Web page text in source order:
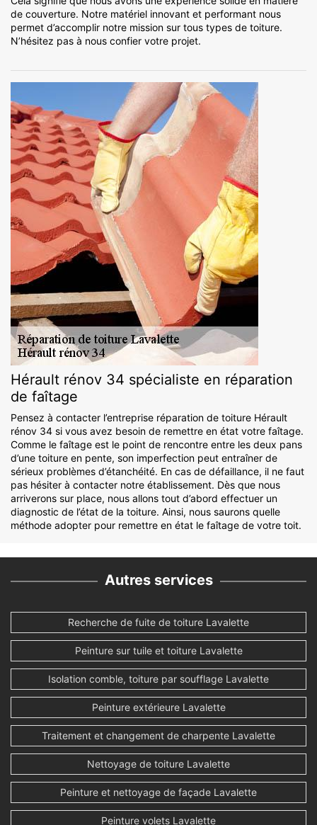
de couverture. Notre matériel innovant et performant nous
permet d’accomplir notre mission sur tous types de toiture.
N’hésitez pas à nous confier votre projet.
Hérault rénov 34 spécialiste en réparation
de faîtage
Pensez à contacter l’entreprise réparation de toiture Hérault
rénov 34 si vous avez besoin de remettre en état votre faîtage.
Comme le faîtage est le point de rencontre entre les deux pans
d’une toiture en pente, son imperfection peut entraîner de
sérieux problèmes d’étanchéité. En cas de défaillance, il ne faut
pas hésiter à contacter notre établissement. Dès que nous
arriverons sur place, nous allons tout d’abord effectuer un
diagnostic de l’état de la toiture. Ainsi, nous saurons quelle
méthode adopter pour remettre en état le faîtage de votre toit.
Autres services
Recherche de fuite de toiture Lavalette
Peinture sur tuile et toiture Lavalette
Isolation comble, toiture par soufflage Lavalette
Peinture extérieure Lavalette
Traitement et changement de charpente Lavalette
Nettoyage de toiture Lavalette
Peinture et nettoyage de façade Lavalette
Peinture volets Lavalette